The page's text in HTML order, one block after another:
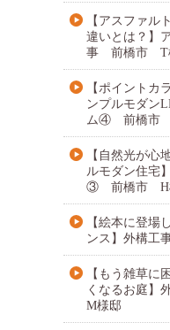
【アスファル
違いとは？】
事 前橋市 T
【ポイントカ
ンプルモダン
ム④ 前橋市
【自然光が心
ルモダン住宅
③ 前橋市 H
【絵本に登場
ンス】外構
【もう雑草に
くなるお庭
M様邸